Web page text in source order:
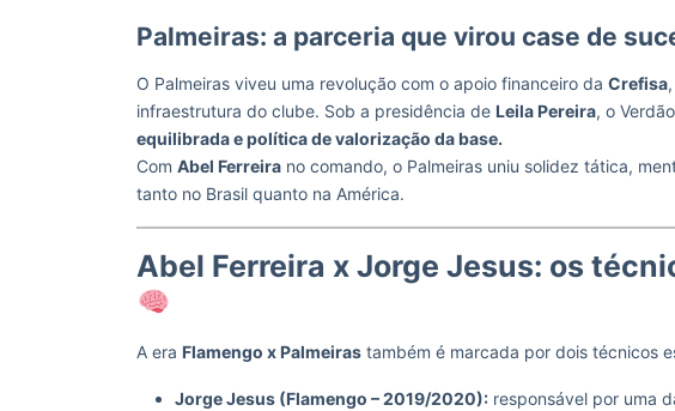
Palmeiras: a parceria que virou case de
O Palmeiras viveu uma revolução com o apoio financeiro da Crefisa
infraestrutura do clube. Sob a presidência de Leila Pereira, o
equilibrada e política de valorização da base.
Com Abel Ferreira no comando, o Palmeiras uniu solidez tática,
tanto no Brasil quanto na América.
Abel Ferreira x Jorge Jesus: os
A era Flamengo x Palmeiras também é marcada por dois técnicos
Jorge Jesus (Flamengo – 2019/2020): responsável por uma